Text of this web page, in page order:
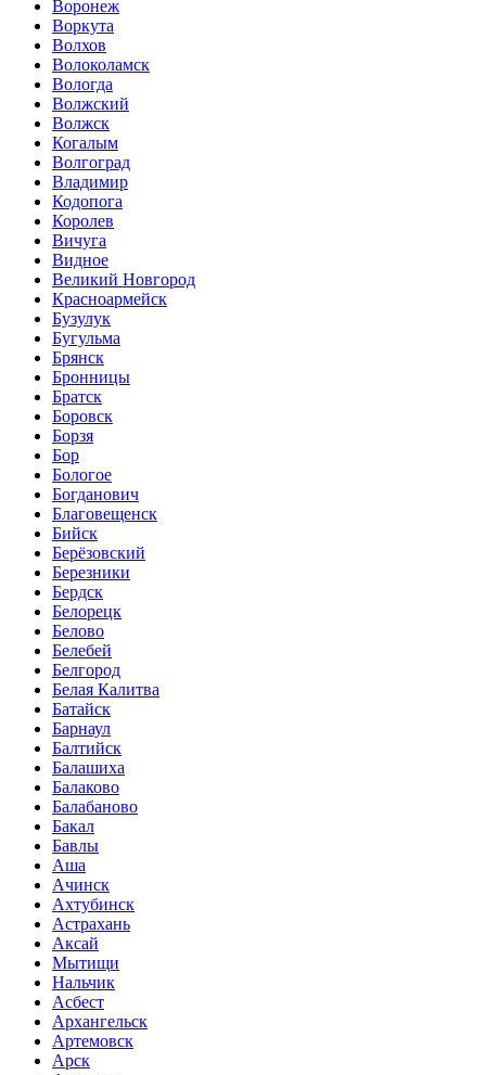
Воронеж
Воркута
Волхов
Волоколамск
Вологда
Волжский
Волжск
Когалым
Волгоград
Владимир
Кодопога
Королев
Вичуга
Видное
Великий Новгород
Красноармейск
Бузулук
Бугульма
Брянск
Бронницы
Братск
Боровск
Борзя
Бор
Бологое
Богданович
Благовещенск
Бийск
Берёзовский
Березники
Бердск
Белорецк
Белово
Белебей
Белгород
Белая Калитва
Батайск
Барнаул
Балтийск
Балашиха
Балаково
Балабаново
Бакал
Бавлы
Аша
Ачинск
Ахтубинск
Астрахань
Аксай
Мытищи
Нальчик
Асбест
Архангельск
Артемовск
Арск